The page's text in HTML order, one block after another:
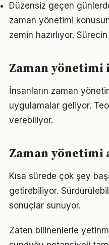
Düzensiz geçen
zaman yönetimi
zemin hazırlıyor.
Zaman
İnsanların zaman
uygulamalar geliyor.
verebiliyor.
Zaman yönetimi
Kısa sürede çok şey
getirebiliyor.
sonuçlar sunuyor.
Zaten bilinenlerle